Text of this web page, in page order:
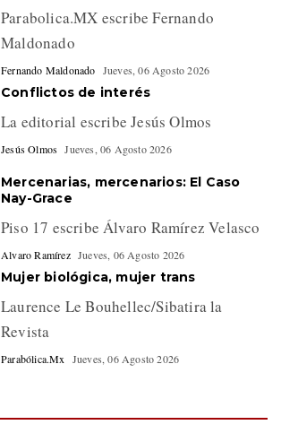
Parabolica.MX escribe Fernando
Maldonado
Fernando Maldonado Jueves, 06 Agosto 2026
Conflictos de interés
La editorial escribe Jesús Olmos
Jesús Olmos Jueves, 06 Agosto 2026
Mercenarias, mercenarios: El Caso
Nay-Grace
Piso 17 escribe Álvaro Ramírez Velasco
Alvaro Ramírez Jueves, 06 Agosto 2026
Mujer biológica, mujer trans
Laurence Le Bouhellec/Sibatira la
Revista
Parabólica.Mx Jueves, 06 Agosto 2026